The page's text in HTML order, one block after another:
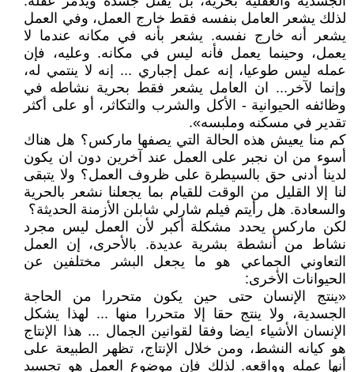
لذلك يشعر العامل بنفسه فقط خارج العمل، وفي العمل
يشعر أنه خارج نفسه. يشعر بأنه في مكانه عندما لا
يعمل، وحينما يعمل فأنه ليس في مكانه. وعليه، فإن
عمله ليس طوعيا، إنه عمل إجباري ... إنه لا ينتمي له،
وإنما لآخر... ان العامل يشعر فقط بحرية نشاطه في
وظائفه الحيوانية - الأكل والشرب والتكاثر، أو على أكثر
تقدير في مسكنه وملبسه».
كم منا يعيش هذه الحالة التي يصفها ماركس؟ هل هناك
أسوء من ان نجبر على العمل عند آخرين دون ان يكون
لدينا أدنى حق بالسيطرة على ظروف العمل؟ ولا يتبقى
لنا إلا القليل من الوقت للقيام بما يجعلنا نشعر بالحرية
والسعادة. هل رأيتم فيلم شارلي شابلن الأزمنة الحديثة؟
لكن ماركس يحدد مشكلة أكبر لأن العمل ليس مجرد
نشاط من أنشطة بشرية عديدة. بالأحرى، إن العمل
التعاوني الجماعي هو ما يجعل البشر مختلفين عن
الحيوانات الأخرى:
«ينتج الإنسان حتى حين يكون متحررا من الحاجة
الجسدية، ولا ينتج حقا إلا متحررا منها ... لهذا يشكل
الإنسان الأشياء ايضا وفقا لقوانين الجمال ... هذا الإنتاج
هو كيانه النشط، ومن خلال الإنتاج، تظهر الطبيعة على
أنها عمله وواقعه. لذلك فإن موضوع العمل هو تجسيد